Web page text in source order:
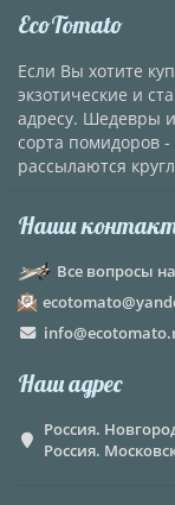
EcoTomato
Если Вы хотите
экзотические и
адресу. Шедевры
сорта помидоров
рассылаются
Наши
Все вопросы
Наш адрес
Россия.
Россия.